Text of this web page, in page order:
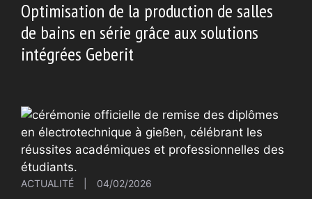
Optimisation de la production de salles
de bains en série grâce aux solutions
intégrées Geberit
ACTUALITÉ 04/02/2026